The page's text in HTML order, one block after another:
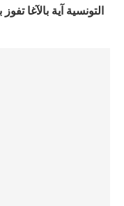
التونسية آية بالآغا